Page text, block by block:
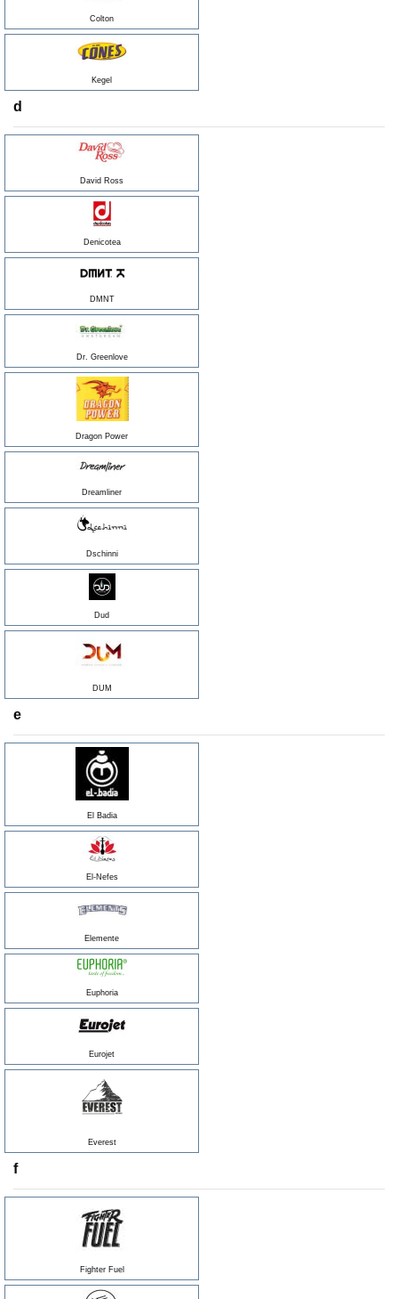
Colton
Kegel
d
David Ross
Denicotea
DMNT
Dr. Greenlove
Dragon Power
Dreamliner
Dschinni
Dud
DUM
e
El Badia
El-Nefes
Elemente
Euphoria
Eurojet
Everest
f
Fighter Fuel